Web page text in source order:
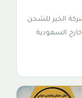
الخير للشحن
السعودية